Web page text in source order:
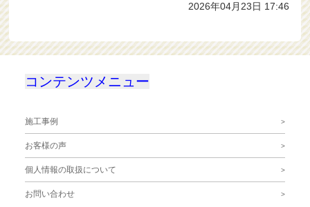
2026年04月23日 17:46
コンテンツメニュー
施工事例
お客様の声
個人情報の取扱について
お問い合わせ